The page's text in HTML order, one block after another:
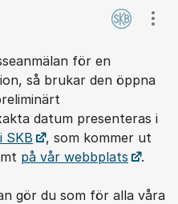
för en
så brukar den öppna
datum presenteras i
SKB
, som kommer ut
på vår webbplats .
gör du som för alla våra